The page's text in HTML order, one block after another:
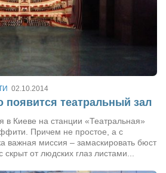
02.10.2014
появится театральный зал
в Киеве на станции «Театральная»
Причем не простое, а с
важная миссия – замаскировать бюст
от людских глаз листами...